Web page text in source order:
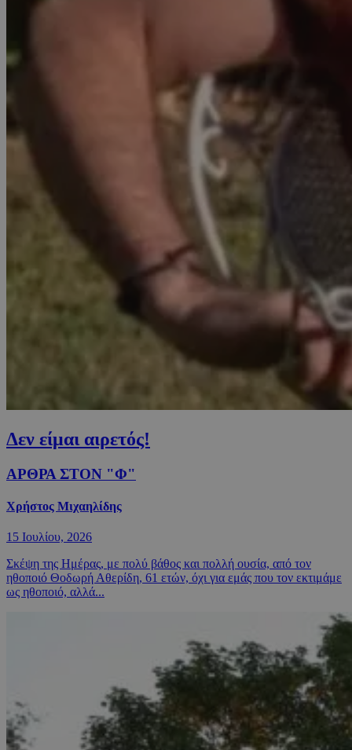
Δεν είμαι αιρετός!
ΑΡΘΡΑ ΣΤΟΝ "Φ"
Χρήστος Μιχαηλίδης
15 Ιουλίου, 2026
Σκέψη της Ημέρας, με πολύ βάθος και πολλή ουσία, από τον
ηθοποιό Θοδωρή Αθερίδη, 61 ετών, όχι για εμάς που τον εκτιμάμε
ως ηθοποιό, αλλά...